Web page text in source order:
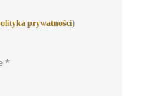
prywatności)
*